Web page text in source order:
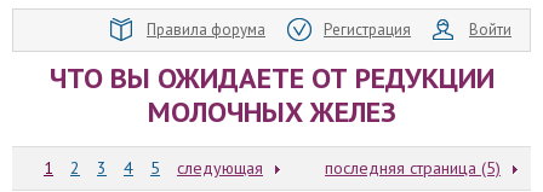
Правила форума Регистрация Войти
ЧТО ВЫ ОЖИДАЕТЕ ОТ РЕДУКЦИИ
МОЛОЧНЫХ ЖЕЛЕЗ
1 2 3 4 5 следующая последняя страница (5)